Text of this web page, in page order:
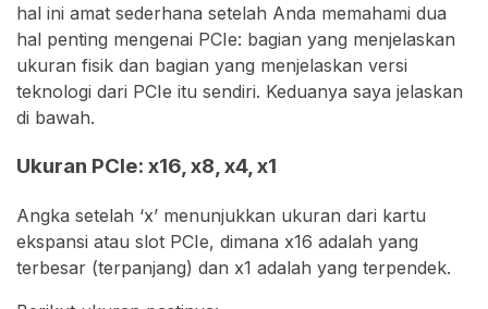
hal ini amat sederhana setelah Anda memahami dua
hal penting mengenai PCIe: bagian yang menjelaskan
ukuran fisik dan bagian yang menjelaskan versi
teknologi dari PCIe itu sendiri. Keduanya saya jelaskan
di bawah.
Ukuran PCIe: x16, x8, x4, x1
Angka setelah ‘x’ menunjukkan ukuran dari kartu
ekspansi atau slot PCIe, dimana x16 adalah yang
terbesar (terpanjang) dan x1 adalah yang terpendek.